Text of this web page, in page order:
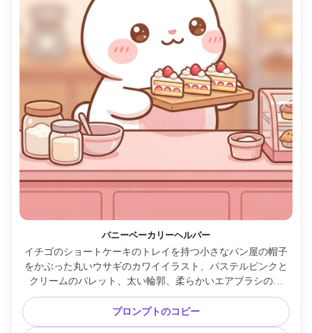
バニーベーカリーヘルパー
イチゴのショートケーキのトレイを持つ小さなパン屋の帽子
をかぶった丸いウサギのカワイイラスト、パステルピンクと
クリームのパレット、太い輪郭、柔らかいエアブラシの陰
影、小さなチークとキラキラした目、シンプルなパン屋のカ
ウンター小道具、甘く健康的な雰囲気、非常に詳細なかわい
いマスコットスタイル、85mmレンズ、浅い被写界深度、柔
プロンプトのコピー